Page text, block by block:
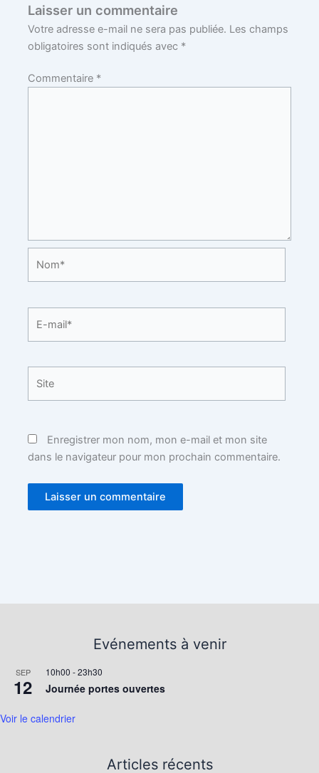
Laisser un commentaire
Votre adresse e-mail ne sera pas publiée. Les champs
obligatoires sont indiqués avec *
Commentaire *
mail*
Enregistrer mon nom, mon e-mail et mon site
dans le navigateur pour mon prochain commentaire.
Evénements à venir
SEP
12
10h00 -23h30
Journée portes ouvertes
Voir le calendrier
Articles récents